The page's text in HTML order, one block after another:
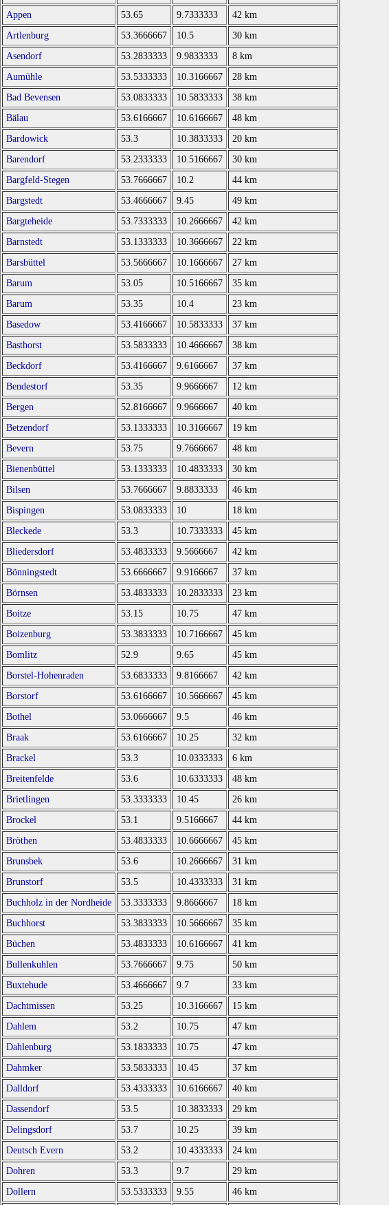
Appen
53.65 9.7333333
42 km
Artlenburg
53.3666667 10.5
30 km
Asendorf
53.2833333 9.9833333
8 km
Aumühle
53.5333333 10.3166667
28 km
Bad Bevensen
53.0833333 10.5833333
38 km
Bälau
53.6166667 10.6166667
48 km
Bardowick
53.3 10.3833333
20 km
Barendorf
53.2333333 10.5166667
30 km
Bargfeld-Stegen
53.7666667 10.2
44 km
Bargstedt
53.4666667 9.45
49 km
Bargteheide
53.7333333 10.2666667
42 km
Barnstedt
53.1333333 10.3666667
22 km
Barsbüttel
53.5666667 10.1666667
27 km
Barum
53.05 10.5166667
35 km
Barum
53.35 10.4
23 km
Basedow
53.4166667 10.5833333
37 km
Basthorst
53.5833333 10.4666667
38 km
Beckdorf
53.4166667 9.6166667
37 km
Bendestorf
53.35 9.9666667
12 km
Bergen
52.8166667 9.9666667
40 km
Betzendorf
53.1333333 10.3166667
19 km
Bevern
53.75 9.7666667
48 km
Bienenbüttel
53.1333333 10.4833333
30 km
Bilsen
53.7666667 9.8833333
46 km
Bispingen
53.0833333 10
18 km
Bleckede
53.3 10.7333333
45 km
Bliedersdorf
53.4833333 9.5666667
42 km
Bönningstedt
53.6666667 9.9166667
37 km
Börnsen
53.4833333 10.2833333
23 km
Boitze
53.15 10.75
47 km
Boizenburg
53.3833333 10.7166667
45 km
Bomlitz
52.9 9.65
45 km
Borstel-Hohenraden
53.6833333 9.8166667
42 km
Borstorf
53.6166667 10.5666667
45 km
Bothel
53.0666667 9.5
46 km
Braak
53.6166667 10.25
32 km
Brackel
53.3 10.0333333
6 km
Breitenfelde
53.6 10.6333333
48 km
Brietlingen
53.3333333 10.45
26 km
Brockel
53.1 9.5166667
44 km
Bröthen
53.4833333 10.6666667
45 km
Brunsbek
53.6 10.2666667
31 km
Brunstorf
53.5 10.4333333
31 km
Buchholz in der Nordheide
53.3333333 9.8666667
18 km
Buchhorst
53.3833333 10.5666667
35 km
Büchen
53.4833333 10.6166667
41 km
Bullenkuhlen
53.7666667 9.75
50 km
Buxtehude
53.4666667 9.7
33 km
Dachtmissen
53.25 10.3166667
15 km
Dahlem
53.2 10.75
47 km
Dahlenburg
53.1833333 10.75
47 km
Dahmker
53.5833333 10.45
37 km
Dalldorf
53.4333333 10.6166667
40 km
Dassendorf
53.5 10.3833333
29 km
Delingsdorf
53.7 10.25
39 km
Deutsch Evern
53.2 10.4333333
24 km
Dohren
53.3 9.7
29 km
Dollern
53.5333333 9.55
46 km